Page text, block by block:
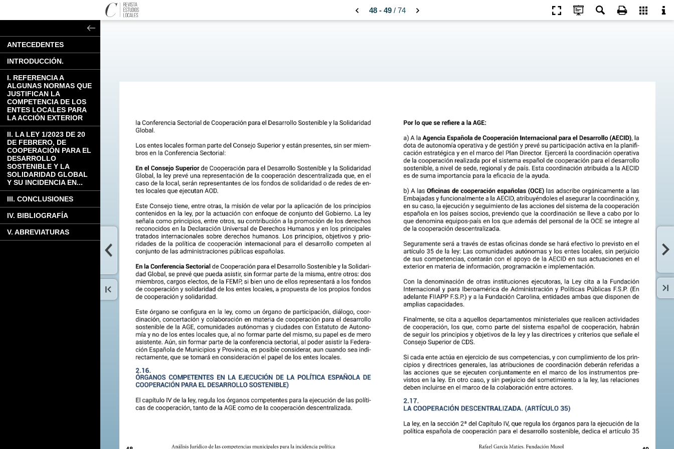
48 - 49/ 74
ANTECEDENTES
INTRODUCCIÓN.
I. REFERENCIA A
ALGUNAS NORMAS QUE
JUSTIFICAN LA
COMPETENCIA DE LOS
ENTES LOCALES PARA
LA ACCIÓN EXTERIOR
II. LA LEY 1/2023 DE 20
DE FEBRERO, DE
COOPERACIÓN PARA EL
DESARROLLO
SOSTENIBLE Y LA
SOLIDARIDAD GLOBAL
Y SU INCIDENCIA EN...
III. CONCLUSIONES
IV. BIBLIOGRAFÍA
V. ABREVIATURAS